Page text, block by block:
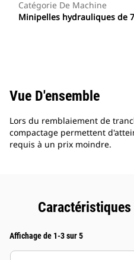
Catégorie De Machine
Minipelles hydrauliques de
Vue D'ensemble
Lors du remblaiement de
compactage permettent
requis à un prix moindre.
Affichage de 1-3 sur 5